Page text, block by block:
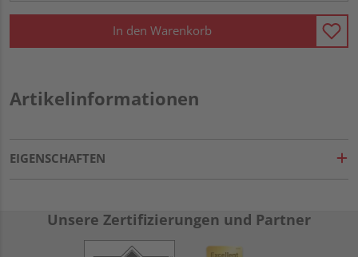
In den Warenkorb
Artikelinformationen
EIGENSCHAFTEN
Unsere Zertifizierungen und Partner